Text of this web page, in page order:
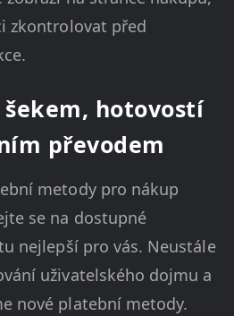
zkontrolovat před
šekem, hotovostí
převodem
metody pro nákup
se na dostupné
nejlepší pro vás. Neustále
uživatelského dojmu a
nové platební metody.